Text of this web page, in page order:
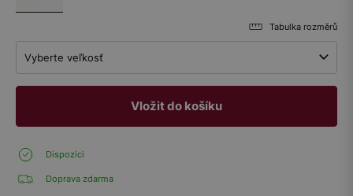
Tabulka rozměrů
Vyberte veľkosť
Vložit do košíku
Dispozici
Doprava zdarma